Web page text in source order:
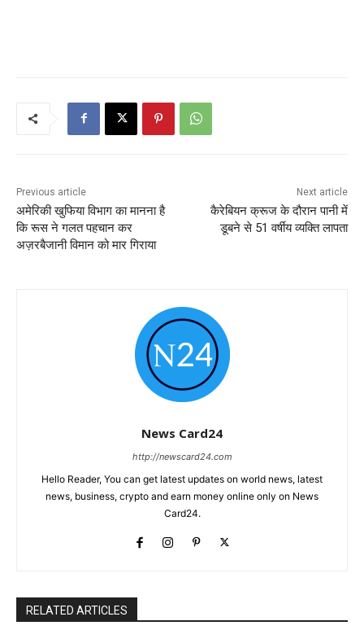
Previous article
अमेरिकी खुफिया विभाग का मानना ​​है
कि रूस ने गलत पहचान कर
अज़रबैजानी विमान को मार गिराया
Next article
कैरेबियन क्रूज के दौरान पानी में
डूबने से 51 वर्षीय व्यक्ति लापता
News Card24
http://newscard24.com
Hello Reader, You can get latest updates on world news, latest
news, business, crypto and earn money online only on News
Card24.
RELATED ARTICLES